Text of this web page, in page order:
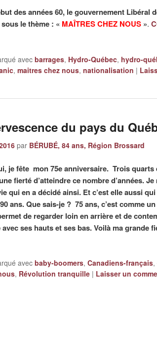
des années 60, le gouvernement Libéral
le thème : « MAÎTRES CHEZ NOUS ».
avec barrages, Hydro-Québec, hydro-
, maitres chez nous, nationalisation |
du pays du
par BÉRUBÉ, 84 ans, Région Brossard
je fête mon 75e anniversaire. Trois quarts
fierté d’atteindre ce nombre d’années. Je
qui en a décidé ainsi. Et c’est elle aussi
ans. Que sais-je ? 75 ans, c’est comme
de regarder loin en arrière et de
ses hauts et ses bas. Voilà ma grande
avec baby-boomers, Canadiens-français,
, Révolution tranquille | Laisser un